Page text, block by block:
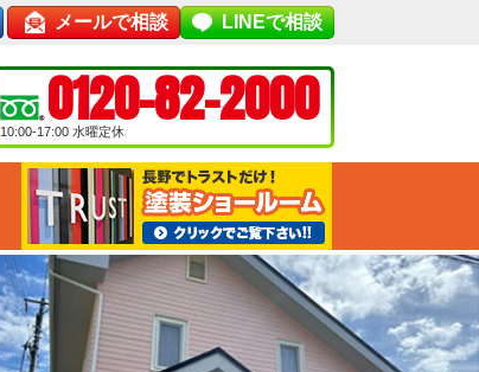
メールで相談 LINEで相談
0120-82-2000
10:00-17:00 水曜定休